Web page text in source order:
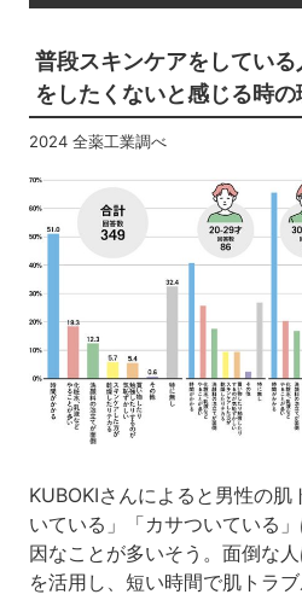
普段スキンケアをしてい
をしたくないと感じる時の
2024 全薬工業調べ
KUBOKIさんによると男性の
いている」「カサついている
因なことが多いそう。面倒な
を活用し、短い時間で肌トラブ